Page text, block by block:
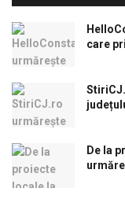
care
De la